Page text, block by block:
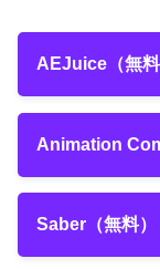
AEJuice（無料
Animation
Saber （無料）